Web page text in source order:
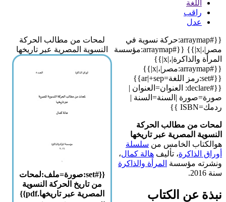
لمحات من مطالب الحركة
النسوية المصرية عبر تاريخها
{{#set:صورة=ملف:لمحات
من تاريخ الحركة النسوية
المصرية عبر تاريخها.pdf}}
{{#arraymap:حركة نسوية في
مصر|،|x|}} {{#arraymap:مؤسسة
المرأة والذاكرة|،|x|}}
{{#arraymap:مصر|،|x|}}
{{#set:رمز اللغة=ar|+sep}}
{{#declare: العنوان=العنوان |
|السنة=السنة |
الحركة
عبر تاريخها
الخامس منسلسلة
، تأليف هالة كمال ،
المرأة والذاكرة
الكتاب